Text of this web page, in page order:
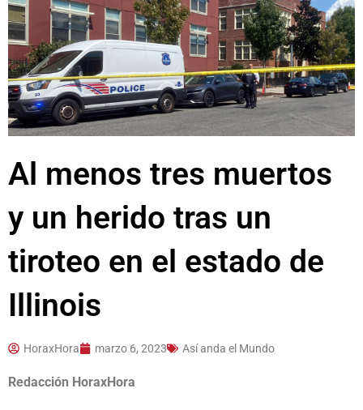
Al menos tres muertos
y un herido tras un
tiroteo en el estado de
Illinois
HoraxHora marzo 6, 2023 Así anda el Mundo
Redacción HoraxHora